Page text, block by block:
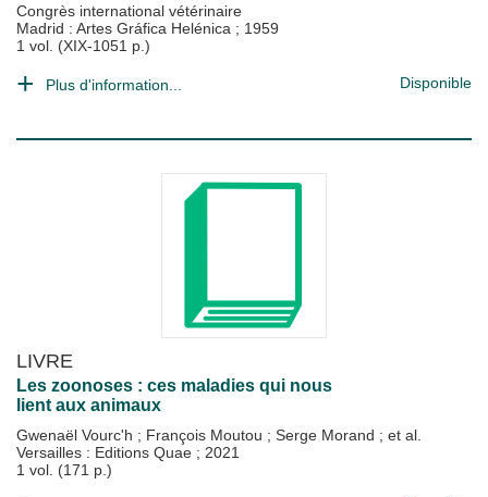
Congrès international vétérinaire
Madrid : Artes Gráfica Helénica ; 1959
1 vol. (XIX-1051 p.)
Plus d'information... Disponible
LIVRE
Les zoonoses : ces maladies qui nous
lient aux animaux
Gwenaël Vourc'h ; François Moutou ; Serge Morand ; et al.
Versailles : Editions Quae ; 2021
1 vol. (171 p.)